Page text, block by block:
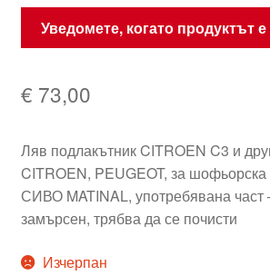
Уведомете, когато продуктът
€ 73,00
Ляв подлакътник CITROEN C3 и
CITROEN, PEUGEOT, за
СИВО MATINAL, употребявана
замърсен, трябва да се почисти
Изчерпан